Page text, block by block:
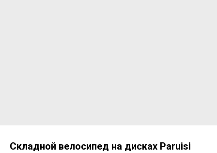
Складной велосипед на дисках Paruisi